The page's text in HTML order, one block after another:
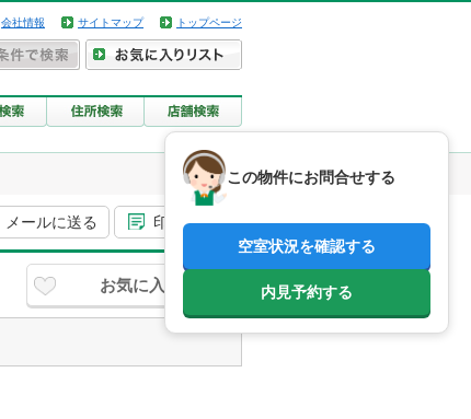
会社情報 サイトマップ トップページ
メールに送る 印刷用画面
お気に入り
この物件にお問合せする
空室状況を確認する
内見予約する